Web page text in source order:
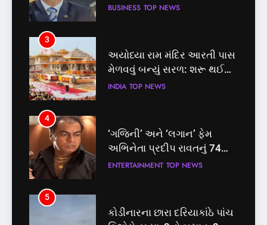
તત્કાલ સુવિધા, જાણો સંપૂર્ણ
INDIA TOP NEWS
4
‘ગજિની’ અને ‘લગાન’ ફેમ
અભિનેતા પ્રદીપ રાવતનું 74
વર્ષની વયે નિધન, બ્લડ કેન્સર
ENTERTAINMENT
5
કોડીનારના છારા દરિયાકાંઠે પાંચ
કિશોરો ડૂબ્યા, 3નો બચાવ, 2
લાપતા
GUJARAT TOP NEWS
6
પાસપોર્ટ વેરિફિકેશન માટે હવે
BUSINESS TOP NEWS
3
અયોધ્યા રામ મંદિર આરતી પાસ
મેળવવું બન્યું સરળ: શરૂ થઈ
તત્કાલ સુવિધા, જાણો સંપૂર્ણ
INDIA TOP NEWS
4
‘ગજિની’ અને ‘લગાન’ ફેમ
અભિનેતા પ્રદીપ રાવતનું 74
વર્ષની વયે નિધન, બ્લડ કેન્સર
ENTERTAINMENT TOP NEWS
5
કોડીનારના છારા દરિયાકાંઠે પાંચ